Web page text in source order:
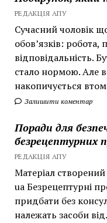
РЕДАКЦІЯ АПУ
Сучасний чоловік
обов’язків:
відповідальність.
стало нормою. Але
накопичується
Залишити коментар
Поради для
безрецептурних
РЕДАКЦІЯ АПУ
Матеріал
ua Безрецептурні
придбати без
належать засоби